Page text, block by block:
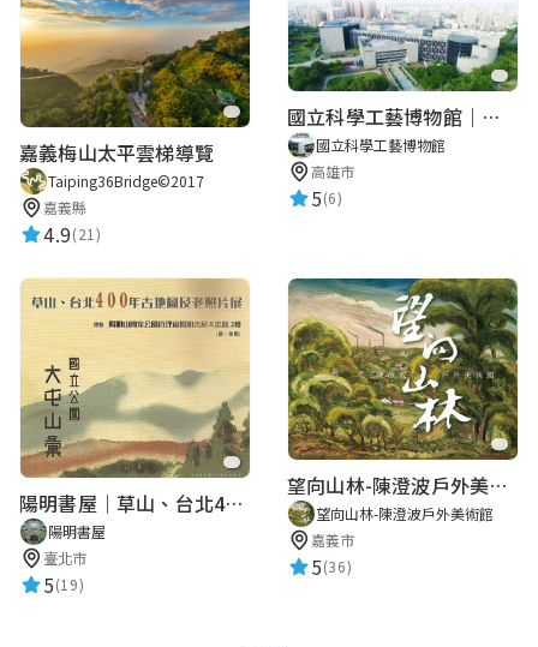
嘉義梅山太平雲梯導覽
Taiping36Bridge©2017
嘉義縣
4.9(21)
國立科學工藝博物館｜華語智慧導覽
國立科學工藝博物館
高雄市
5(6)
陽明書屋｜草山、台北400年古地圖老照片展｜智慧導覽
陽明書屋
臺北市
5(19)
望向山林-陳澄波戶外美術館
望向山林-陳澄波戶外美術館
嘉義市
5(36)